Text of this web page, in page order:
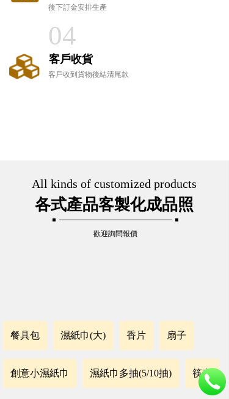
後下訂金安排生產
04
客戶收貨
客戶收到貨物後結清尾款
All kinds of customized products
各式產品客製化成品照
歡迎詢問報價
餐具包 濕紙巾(大) 香片 扇子
創意小濕紙巾 濕紙巾多抽(5/10抽) 筷套